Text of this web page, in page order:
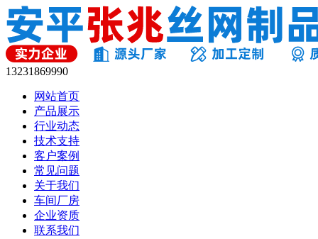
13231869990
网站首页
产品展示
行业动态
技术支持
客户案例
常见问题
关于我们
车间厂房
企业资质
联系我们